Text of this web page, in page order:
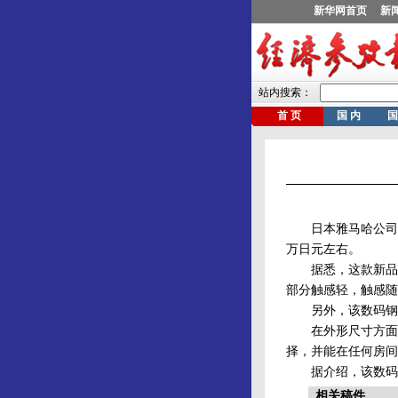
日本雅马哈公司
万日元左右。
据悉，这款新品
部分触感轻，触感
另外，该数码钢
在外形尺寸方面
择，并能在任何房
据介绍，该数码